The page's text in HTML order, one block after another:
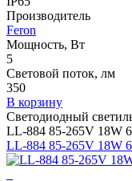
Производитель
Feron
Мощность, Вт
5
Световой поток, лм
350
В корзину
Светодиодный
LL-884 85-265V 18W
LL-884 85-265V 18W